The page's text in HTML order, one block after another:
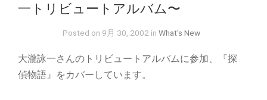
一トリビュートアルバム〜
Posted on 9月 30, 2002 in What's New
大瀧詠一さんのトリビュートアルバムに参加、『探
偵物語』をカバーしています。